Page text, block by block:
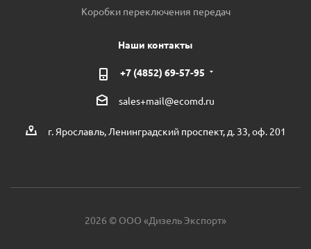
Коробки переключения передач
Наши контакты
+7 (4852) 69-57-95
sales+mail@ecomd.ru
г. Ярославль, Ленинградский проспект, д. 33, оф. 201
2026 © ООО «Дизель Экспорт»